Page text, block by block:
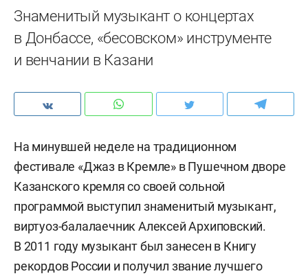
Знаменитый музыкант о концертах
в Донбассе, «бесовском» инструменте
и венчании в Казани
На минувшей неделе на традиционном
фестивале «Джаз в Кремле» в Пушечном дворе
Казанского кремля со своей сольной
программой выступил знаменитый музыкант,
виртуоз-балалаечник Алексей Архиповский.
В 2011 году музыкант был занесен в Книгу
рекордов России и получил звание лучшего